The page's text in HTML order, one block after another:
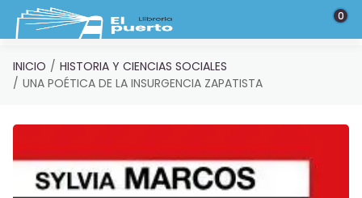
Saltar al contenido principal 0
INICIO
HISTORIA Y CIENCIAS SOCIALES
UNA POÉTICA DE LA INSURGENCIA ZAPATISTA